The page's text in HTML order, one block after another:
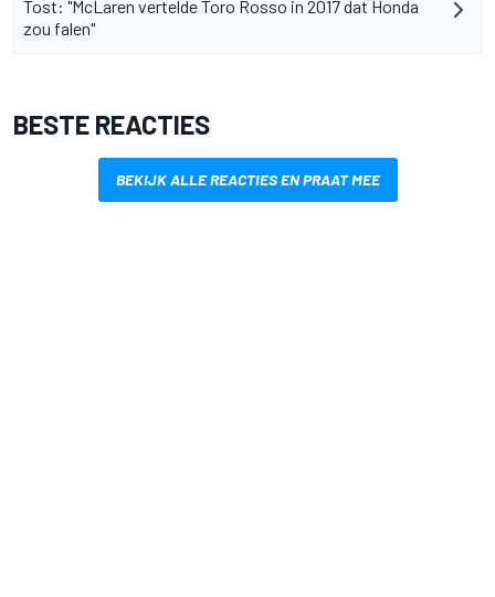
Tost: "McLaren vertelde Toro Rosso in 2017 dat Honda
zou falen"
BESTE REACTIES
BEKIJK ALLE REACTIES EN PRAAT MEE